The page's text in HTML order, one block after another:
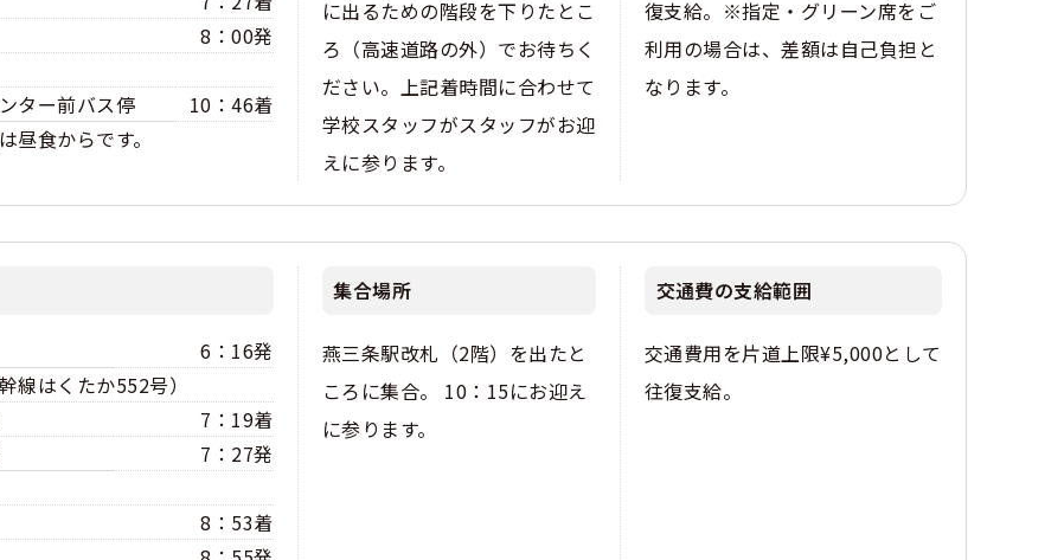
8：00発
ター前バス停
10：46着
昼食からです。
に出るための階段を下りたとこ
ろ（高速道路の外）でお待ちく
ださい。上記着時間に合わせて
学校スタッフがスタッフがお迎
えに参ります。
復支給。※指定・グリーン席をご
利用の場合は、差額は自己負担と
なります。
6：16発
線はくたか552号）
7：19着
7：27発
8：53着
集合場所
燕三条駅改札（2階）を出たと
ころに集合。 10：15にお迎え
に参ります。
交通費の支給範囲
交通費用を片道上限¥5,000として
往復支給。